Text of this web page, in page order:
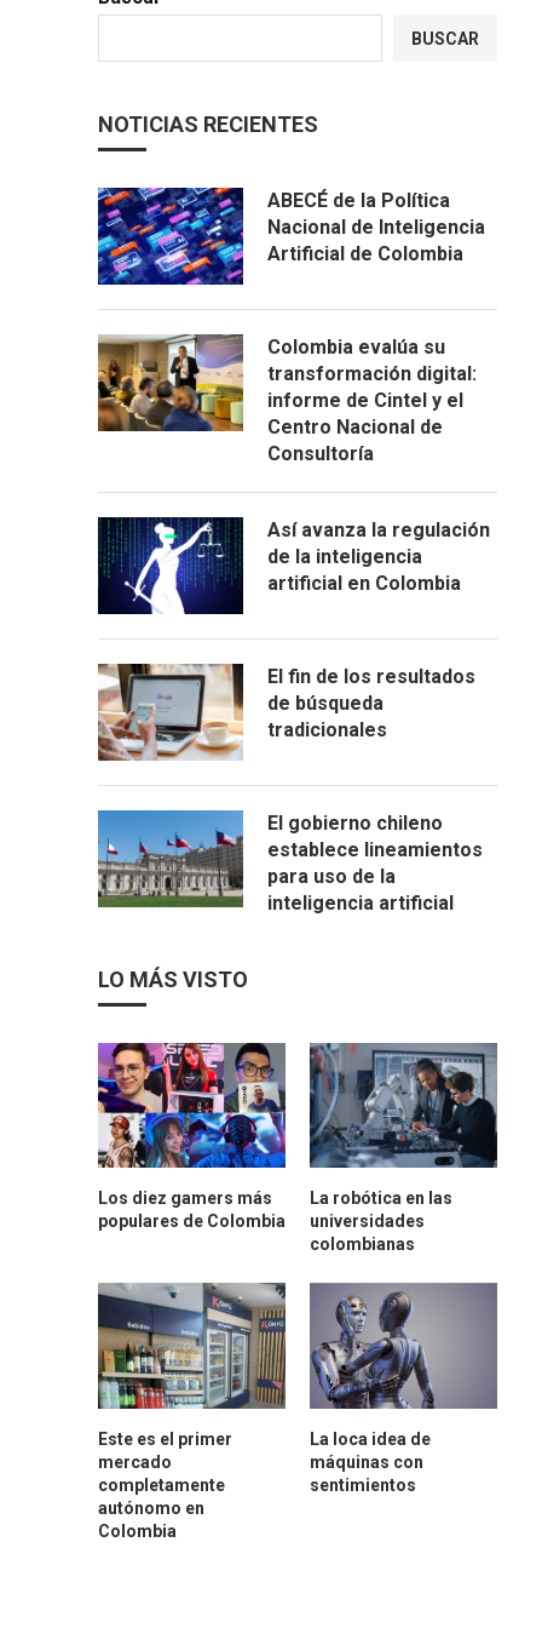
BUSCAR
NOTICIAS RECIENTES
ABECÉ de la Política
Nacional de Inteligencia
Artificial de Colombia
Colombia evalúa su
transformación digital:
informe de Cintel y el
Centro Nacional de
Consultoría
Así avanza la regulación
de la inteligencia
artificial en Colombia
El fin de los resultados
de búsqueda
tradicionales
El gobierno chileno
establece lineamientos
para uso de la
inteligencia artificial
LO MÁS VISTO
Los diez gamers más
populares de Colombia
La robótica en las
universidades
colombianas
Este es el primer
mercado
completamente
autónomo en
Colombia
La loca idea de
máquinas con
sentimientos